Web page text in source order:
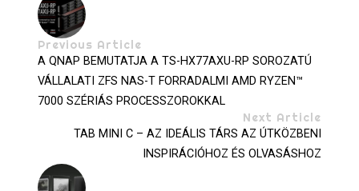
Previous Article
A QNAP BEMUTATJA A TS-HX77AXU-RP SOROZATÚ
VÁLLALATI ZFS NAS-T FORRADALMI AMD RYZEN™
7000 SZÉRIÁS PROCESSZOROKKAL
Next Article
TAB MINI C – AZ IDEÁLIS TÁRS AZ ÚTKÖZBENI
INSPIRÁCIÓHOZ ÉS OLVASÁSHOZ